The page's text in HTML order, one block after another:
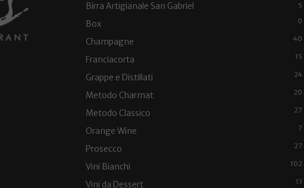
Birra Artigianale San Gabriel 5
Box 0
Champagne 40
Franciacorta 15
Grappe e Distillati 24
Metodo Charmat 20
Metodo Classico 27
Orange Wine 7
Prosecco 27
Vini Bianchi 102
Vini da Dessert 13